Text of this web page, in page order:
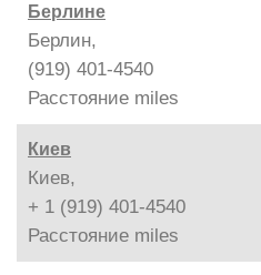
Берлине
Берлин,
(919) 401-4540
Расстояние miles
Киев
Киев,
+ 1 (919) 401-4540
Расстояние miles